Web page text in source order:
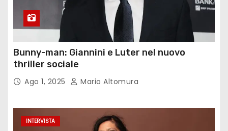
Bunny-man: Giannini e Luter nel nuovo
thriller sociale
Ago 1, 2025 Mario Altomura
INTERVISTA